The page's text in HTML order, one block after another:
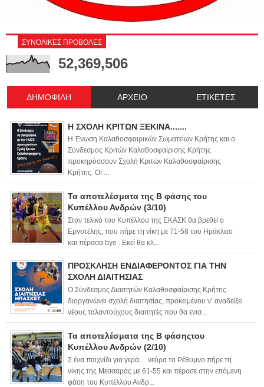
ΣΥΝΟΛΙΚΕΣ ΠΡΟΒΟΛΕΣ
52,369,506
ΔΗΜΟΦΙΛΗ ΑΡΧΕΙΟ ΕΤΙΚΕΤΕΣ
Η ΣΧΟΛΗ ΚΡΙΤΩΝ ΞΕΚΙΝΑ.......
Η Ένωση Καλαθοσφαιρικών Σωματείων Κρήτης και ο
Σύνδεσμος Κριτών Καλαθοσφαίρισης Κρήτης
προκηρύσσουν Σχολή Κριτών Καλαθοσφαίρισης
Κρήτης. Οι ...
Τα αποτελέσματα της Β φάσης του
Κυπέλλου Ανδρών (3/10)
Στον τελικό του Κυπέλλου της ΕΚΑΣΚ θα βρεθεί ο
Εργοτέλης, που πήρε τη νίκη με 71-58 του Ηράκλειο
και πέρασα bye . Εκεί θα κλ...
ΠΡΟΣΚΛΗΣΗ ΕΝΔΙΑΦΕΡΟΝΤΟΣ ΓΙΑ ΤΗΝ
ΣΧΟΛΗ ΔΙΑΙΤΗΣΙΑΣ
Ο Σύνδεσμος Διαιτητών Καλαθοσφαίρισης Κρήτης
διοργανώνει σχολή διαιτησίας, προκειμένου ν’ αναδείξει
νέους ταλαντούχους διαιτητές που θα ενισ...
Τα αποτελέσματα της Β φάσηςτου
Κυπέλλου Ανδρών (2/10)
Σ ένα παιχνίδι για γερά… νεύρα το Ρέθυμνο πήρε τη
νίκης της Μεσσαράς με 61-55 και πέρασε στην επόμενη
φάση του Κυπέλλου Ανδρ...